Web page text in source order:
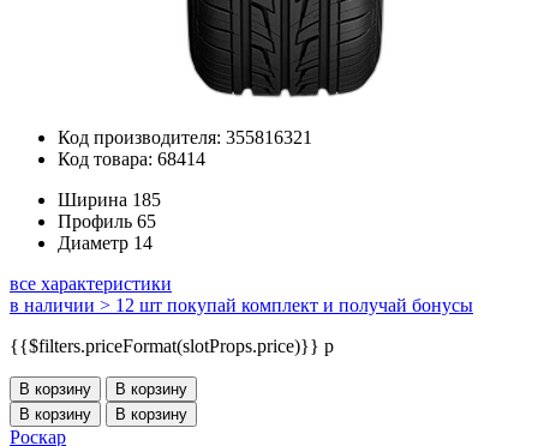
Код производителя: 355816321
Код товара: 68414
Ширина 185
Профиль 65
Диаметр 14
все характеристики
в наличии > 12 шт покупай комплект и получай бонусы
{{$filters.priceFormat(slotProps.price)}} p
В корзину
В корзину
В корзину
В корзину
Роскар